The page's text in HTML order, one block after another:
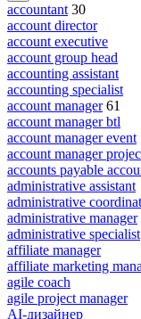
accountant 30
account director
account executive
account group head
accounting assistant
accounting specialist
account manager 61
account manager btl
account manager event
account manager
accounts payable
administrative assistant
administrative
administrative manager
administrative specialist
affiliate manager
affiliate marketing
agile coach
agile project manager
AI-дизайнер